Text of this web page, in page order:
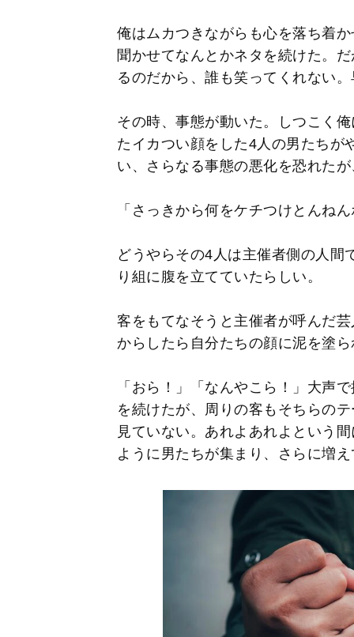
俺はムカつきながらも心を落ち着
聞かせてなんとかネタを続けた。
るのだから、誰も笑ってくれない
その時、事態が動いた。しつこく
たイカつい顔をした4人の男たちが
い、さらなる事態の悪化を恐れた
「さっきから何をケチつけとんね
どうやらその4人は主催者側の人間
り組に腹を立てていたらしい。
客をもてなそうと主催者が呼んだ
からしたら自分たちの顔に泥を塗
「おら！」「なんやこら！」大声
を続けたが、周りの客もそちらの
見ていない。あれよあれよという
ように男たちが集まり、さらに増